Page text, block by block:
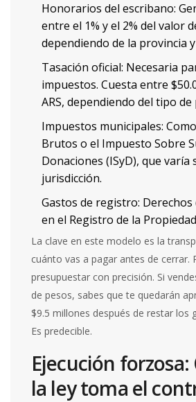
Honorarios del escribano:
entre el 1% y el 2% del valor
dependiendo de la provincia
Tasación oficial: Necesaria
impuestos. Cuesta entre
ARS, dependiendo del tipo
Impuestos municipales:
Brutos o el Impuesto Sobre
Donaciones (ISyD), que varía
jurisdicción.
Gastos de registro:
en el Registro de la
La clave en este modelo es la
cuánto vas a pagar antes de cerrar.
presupuestar con precisión. Si
de pesos, sabes que te quedarán
$9.5 millones después de restar los
Es predecible.
Ejecución forzosa:
la ley toma el